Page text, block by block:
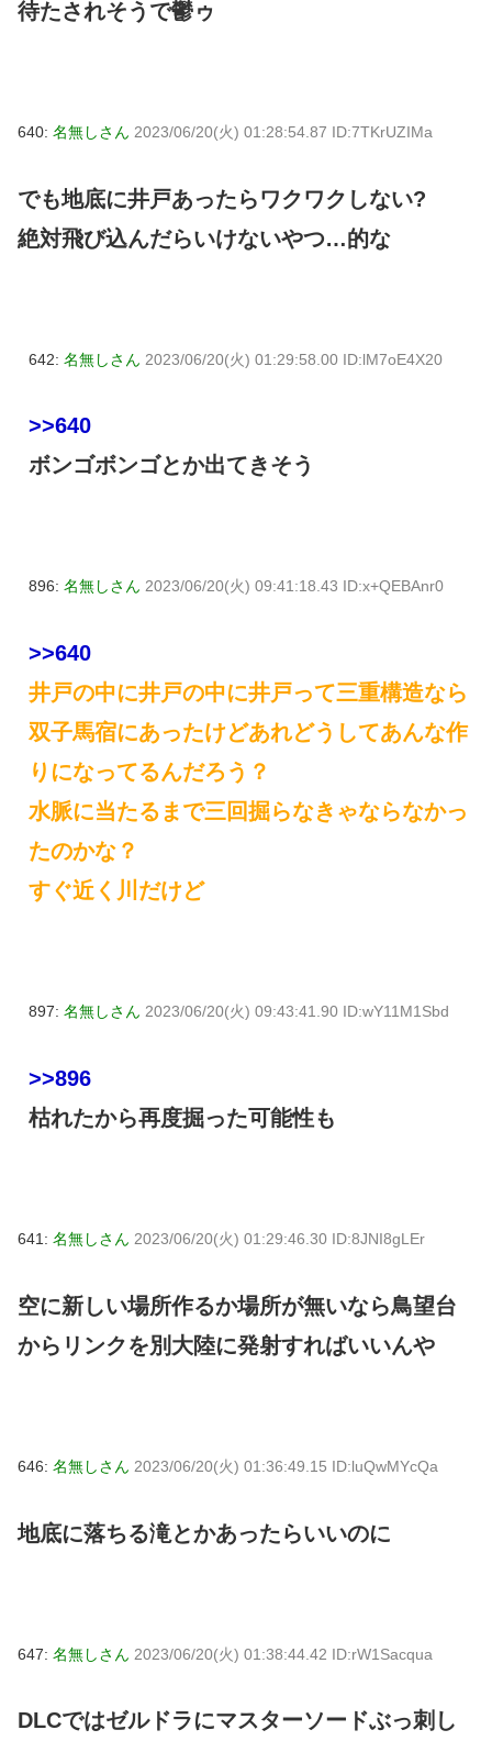
待たされそうで鬱ゥ
640: 名無しさん 2023/06/20(火) 01:28:54.87 ID:7TKrUZIMa
でも地底に井戸あったらワクワクしない?
絶対飛び込んだらいけないやつ…的な
642: 名無しさん 2023/06/20(火) 01:29:58.00 ID:lM7oE4X20
>>640
ボンゴボンゴとか出てきそう
896: 名無しさん 2023/06/20(火) 09:41:18.43 ID:x+QEBAnr0
>>640
井戸の中に井戸の中に井戸って三重構造なら
双子馬宿にあったけどあれどうしてあんな作
りになってるんだろう？
水脈に当たるまで三回掘らなきゃならなかっ
たのかな？
すぐ近く川だけど
897: 名無しさん 2023/06/20(火) 09:43:41.90 ID:wY11M1Sbd
>>896
枯れたから再度掘った可能性も
641: 名無しさん 2023/06/20(火) 01:29:46.30 ID:8JNI8gLEr
空に新しい場所作るか場所が無いなら鳥望台
からリンクを別大陸に発射すればいいんや
646: 名無しさん 2023/06/20(火) 01:36:49.15 ID:luQwMYcQa
地底に落ちる滝とかあったらいいのに
647: 名無しさん 2023/06/20(火) 01:38:44.42 ID:rW1Sacqua
DLCではゼルドラにマスターソードぶっ刺し